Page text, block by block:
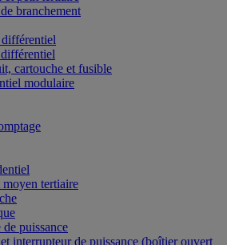
branchement
cartouche et fusible
modulaire
tertiaire
puissance
interrupteur de puissance (boîtier ouvert